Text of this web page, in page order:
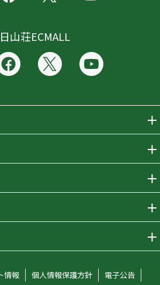
山荘ECMALL
さがす
ド一覧
ーチ
シェルジュ
情報 個人情報保護方針 電子公告